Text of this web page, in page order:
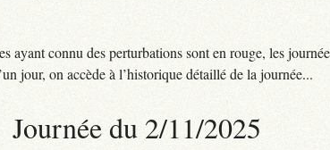
connu des perturbations sont en rouge, les
jour, on accède à l’historique détaillé de la journée...
Journée du 2/11/2025